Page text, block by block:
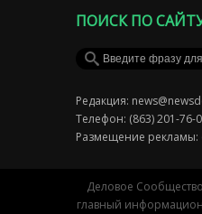
ПОИСК ПО
Редакция:
Телефон: (863) 201-76-
Размещение рекламы:
Деловое
главный